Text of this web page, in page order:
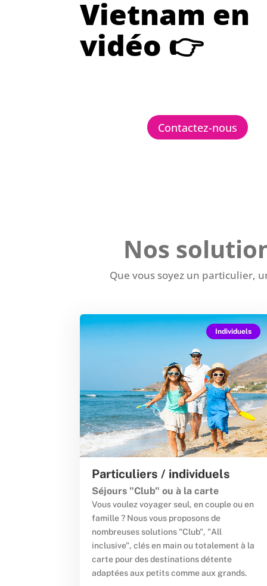
Vietnam en
vidéo 👉
Contactez-nous
Nos
Que vous soyez un particulier,
Individuels
Particuliers / individuels
Séjours "Club" ou à la carte
Vous voulez voyager seul, en couple ou en
famille ? Nous vous proposons de
nombreuses solutions "Club", "All
inclusive", clés en main ou totalement à la
carte pour des destinations détente
adaptées aux petits comme aux grands.